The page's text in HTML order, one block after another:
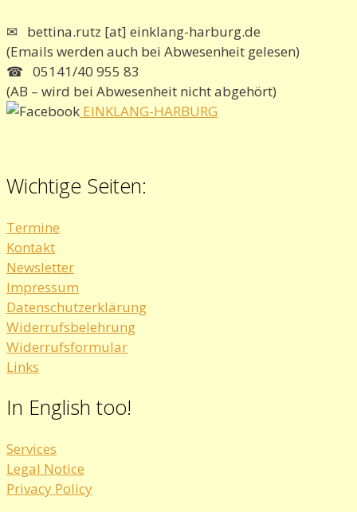
✉ bettina.rutz [at] einklang-harburg.de
(Emails werden auch bei Abwesenheit gelesen)
☎ 05141/40 955 83
(AB – wird bei Abwesenheit nicht abgehört)
EINKLANG-HARBURG
Wichtige Seiten:
Termine
Kontakt
Newsletter
Impressum
Datenschutzerklärung
Widerrufsbelehrung
Widerrufsformular
Links
In English too!
Services
Legal Notice
Privacy Policy